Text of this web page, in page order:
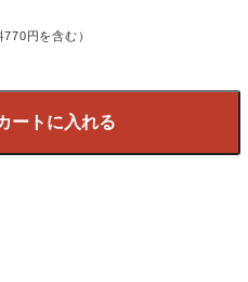
円を含む）
ートに入れる